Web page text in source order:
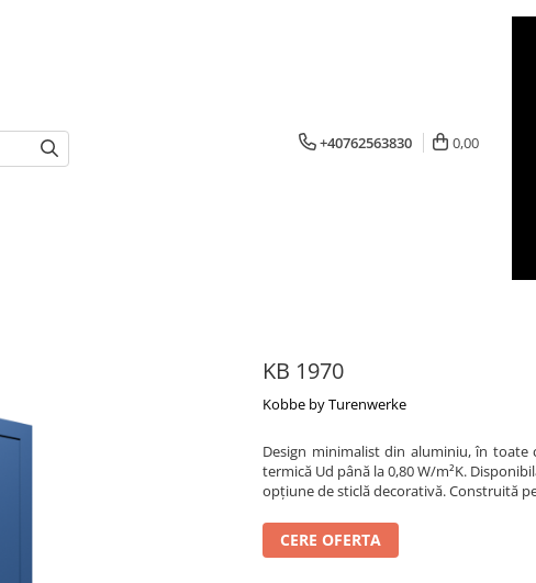
+40762563830 0,00
KB 1970
Kobbe by Turenwerke
Design minimalist din aluminiu, în toate
termică Ud până la 0,80 W/m²K.
opțiune de sticlă decorativă. Construită
CERE OFERTA